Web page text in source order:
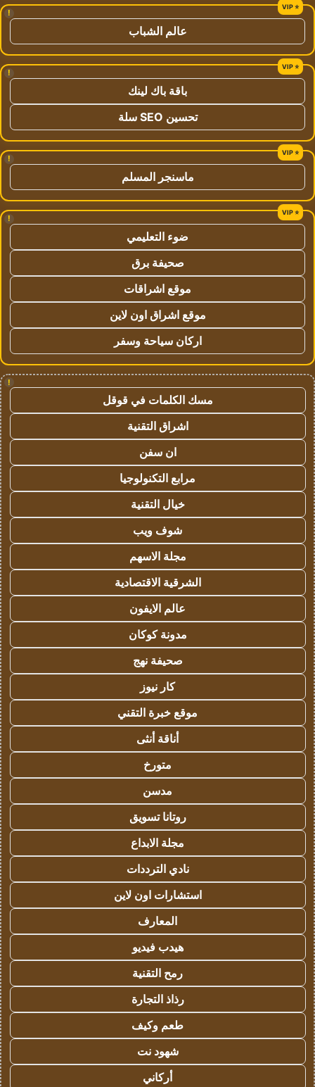
!
عالم الشباب
!
باقة باك لينك
تحسين SEO سلة
!
ماسنجر المسلم
!
ضوء التعليمي
صحيفة برق
موقع اشراقات
موقع اشراق اون لاين
اركان سياحة وسفر
!
مسك الكلمات في قوقل
اشراق التقنية
ان سفن
مرابع التكنولوجيا
خيال التقنية
شوف ويب
مجلة الاسهم
الشرقية الاقتصادية
عالم الايفون
مدونة كوكان
صحيفة نهج
كار نيوز
موقع خبرة التقني
أناقة أنثى
متورخ
مدسن
روتانا تسويق
مجلة الابداع
نادي الترددات
استشارات اون لاين
المعارف
هيدب فيديو
رمح التقنية
رذاذ التجارة
طعم وكيف
شهود نت
أركاني